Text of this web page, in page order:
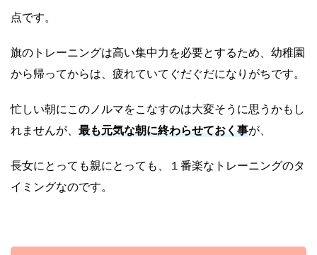
点です。
旗のトレーニングは高い集中力を必要とするため、幼稚園
から帰ってからは、疲れていてぐだぐだになりがちです。
忙しい朝にこのノルマをこなすのは大変そうに思うかもし
れませんが、 最も元気な朝に終わらせておく事が、
長女にとっても親にとっても、１番楽なトレーニングのタ
イミングなのです。